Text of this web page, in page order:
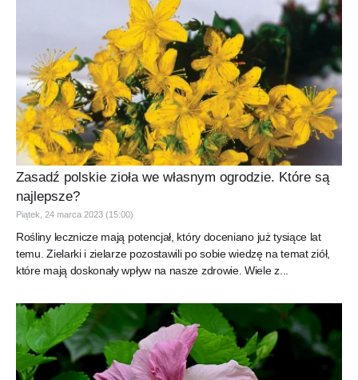
Zasadź polskie zioła we własnym ogrodzie. Które są
najlepsze?
Piątek, 24 marca 2023 (15:00)
Rośliny lecznicze mają potencjał, który doceniano już tysiące lat
temu. Zielarki i zielarze pozostawili po sobie wiedzę na temat ziół,
które mają doskonały wpływ na nasze zdrowie. Wiele z...